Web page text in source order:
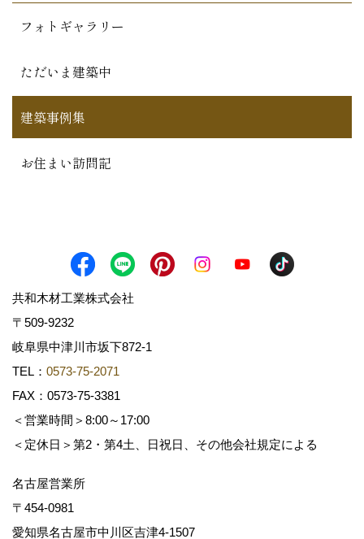
フォトギャラリー
ただいま建築中
建築事例集
お住まい訪問記
共和木材工業株式会社
〒509-9232
岐阜県中津川市坂下872‐1
TEL： 0573-75-2071
FAX：0573-75-3381
＜営業時間＞8:00～17:00
＜定休日＞第2・第4土、日祝日、その他会社規定による
名古屋営業所
〒454-0981
愛知県名古屋市中川区吉津4-1507